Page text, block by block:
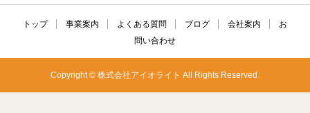
トップ 事業案内 よくある質問 ブログ 会社案内
お
問い合わせ
Copyright © 株式会社アイオライト All Rights Reserved.